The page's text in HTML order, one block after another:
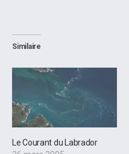
Similaire
Le Courant du Labrador